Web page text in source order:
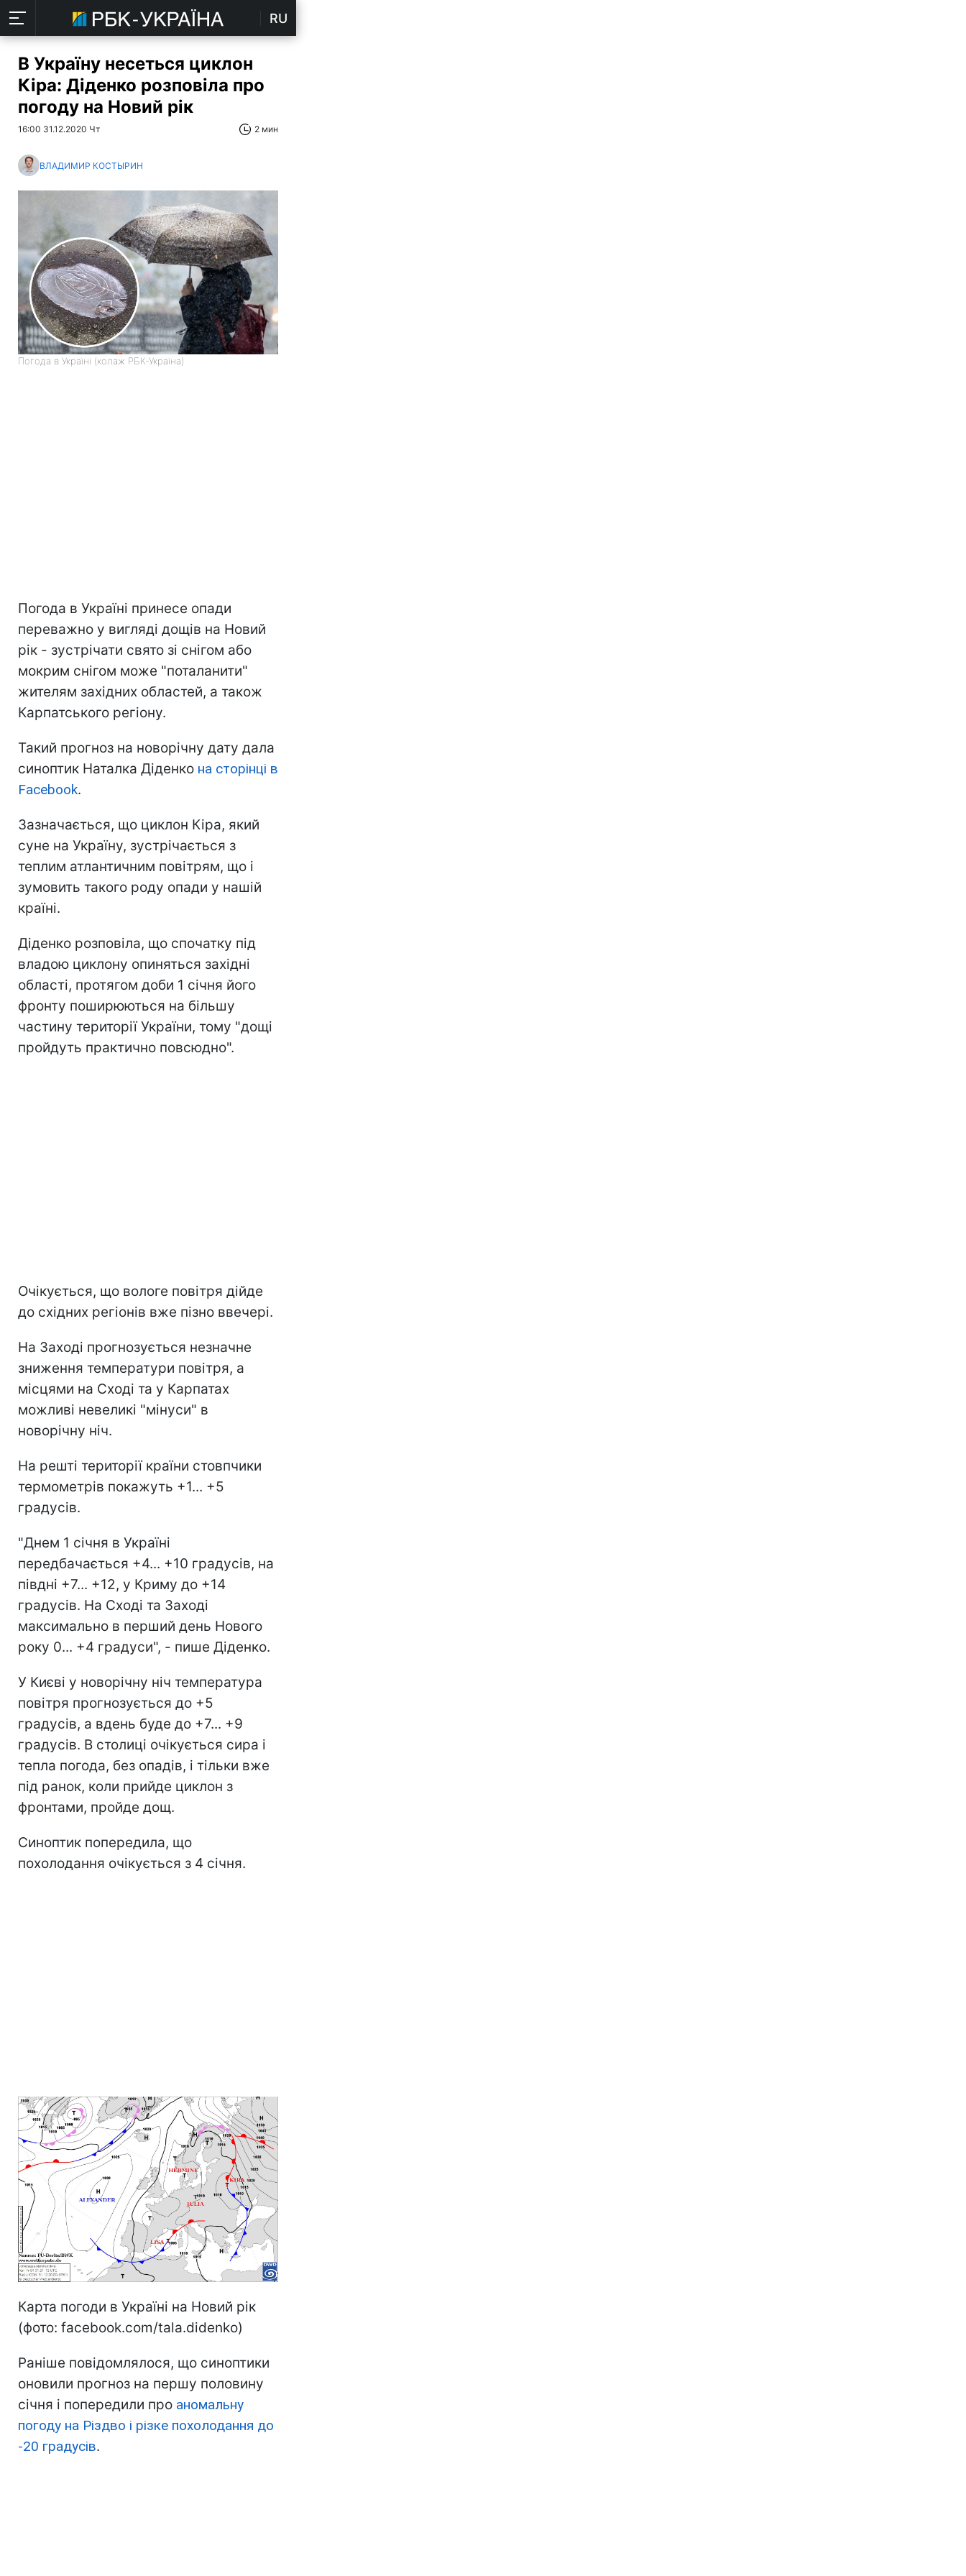
RU
В Україну несеться циклон
Кіра: Діденко розповіла про
погоду на Новий рік
16:00 31.12.2020 Чт 2 мин
ВЛАДИМИР КОСТЫРИН
Погода в Україні (колаж РБК-Україна)
Погода в Україні принесе опади
переважно у вигляді дощів на Новий
рік - зустрічати свято зі снігом або
мокрим снігом може "поталанити"
жителям західних областей, а також
Карпатського регіону.
Такий прогноз на новорічну дату дала
синоптик Наталка Діденко на сторінці в
Facebook.
Зазначається, що циклон Кіра, який
суне на Україну, зустрічається з
теплим атлантичним повітрям, що і
зумовить такого роду опади у нашій
країні.
Діденко розповіла, що спочатку під
владою циклону опиняться західні
області, протягом доби 1 січня його
фронту поширюються на більшу
частину території України, тому "дощі
пройдуть практично повсюдно".
Очікується, що вологе повітря дійде
до східних регіонів вже пізно ввечері.
На Заході прогнозується незначне
зниження температури повітря, а
місцями на Сході та у Карпатах
можливі невеликі "мінуси" в
новорічну ніч.
На решті території країни стовпчики
термометрів покажуть +1... +5
градусів.
"Днем 1 січня в Україні
передбачається +4... +10 градусів, на
півдні +7... +12, у Криму до +14
градусів. На Сході та Заході
максимально в перший день Нового
року 0... +4 градуси", - пише Діденко.
У Києві у новорічну ніч температура
повітря прогнозується до +5
градусів, а вдень буде до +7... +9
градусів. В столиці очікується сира і
тепла погода, без опадів, і тільки вже
під ранок, коли прийде циклон з
фронтами, пройде дощ.
Синоптик попередила, що
похолодання очікується з 4 січня.
Карта погоди в Україні на Новий рік
(фото: facebook.com/tala.didenko)
Раніше повідомлялося, що синоптики
оновили прогноз на першу половину
січня і попередили про аномальну
погоду на Різдво і різке похолодання до
-20 градусів.